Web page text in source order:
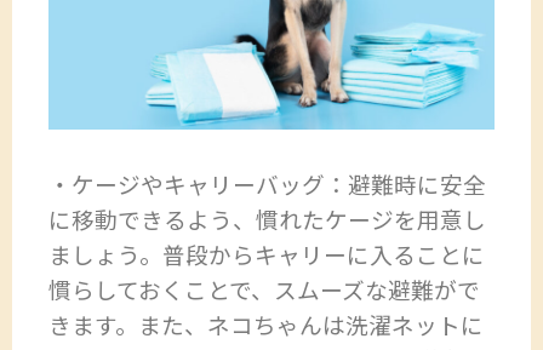
・ケージやキャリーバッグ：避難時に安全
に移動できるよう、慣れたケージを用意し
ましょう。普段からキャリーに入ることに
慣らしておくことで、スムーズな避難がで
きます。また、ネコちゃんは洗濯ネットに